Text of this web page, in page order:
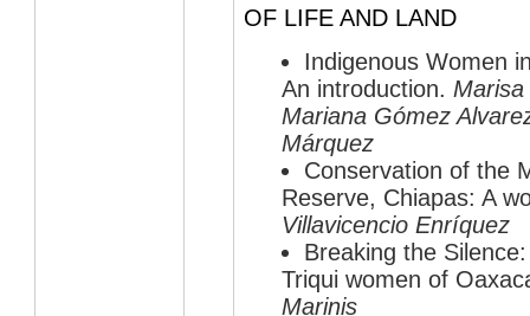
OF LIFE AND LAND
Indigenous Women
An introduction.
Mariana Gómez
Márquez
Conservation of the
Reserve, Chiapas: A
Villavicencio Enríquez
Breaking the
Triqui women of
Marinis